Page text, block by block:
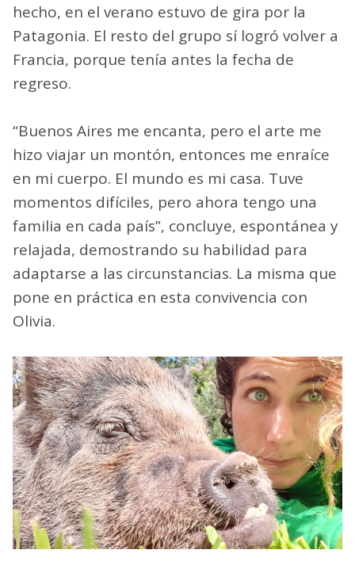
hecho, en el verano estuvo de gira por la
Patagonia. El resto del grupo sí logró volver a
Francia, porque tenía antes la fecha de
regreso.
“Buenos Aires me encanta, pero el arte me
hizo viajar un montón, entonces me enraíce
en mi cuerpo. El mundo es mi casa. Tuve
momentos difíciles, pero ahora tengo una
familia en cada país”, concluye, espontánea y
relajada, demostrando su habilidad para
adaptarse a las circunstancias. La misma que
pone en práctica en esta convivencia con
Olivia.